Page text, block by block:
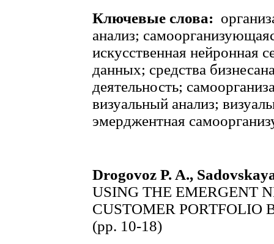
Ключевые слова:
анализ;
искусственная нейронная
данных; средства
деятельность;
визуальный анализ;
эмерджентная
Drogovoz P. A.,
USING THE EMERGENT
CUSTOMER PORTFOLIO
(pp. 10-18)